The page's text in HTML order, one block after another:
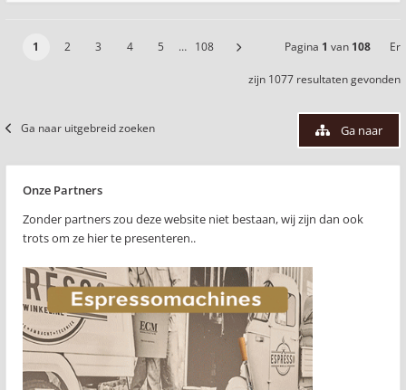
1 2 3 4 5 … 108 Pagina 1 van 108 Er
zijn 1077 resultaten gevonden
Ga naar uitgebreid zoeken Ga naar
Onze Partners
Zonder partners zou deze website niet bestaan, wij zijn dan ook
trots om ze hier te presenteren..